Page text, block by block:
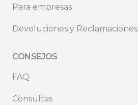
Para empresas
Devoluciones y Reclamaciones
CONSEJOS
FAQ
Consultas